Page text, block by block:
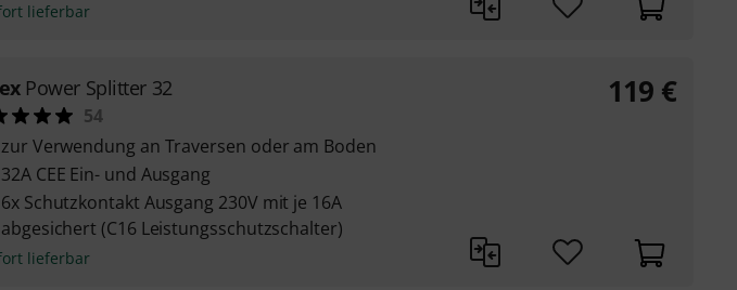
lieferbar
Power Splitter 32
54
zur Verwendung an Traversen oder am Boden
32A CEE Ein- und Ausgang
6x Schutzkontakt Ausgang 230V mit je 16A
abgesichert (C16 Leistungsschutzschalter)
lieferbar
119 €